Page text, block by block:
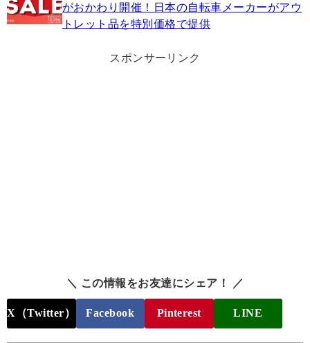
がおかわり開催！日本の自転車メーカーがアウ
トレット品を特別価格で提供
スポンサーリンク
＼ この情報をお友達にシェア！ ／
X（Twitter） Facebook Pinterest LINE